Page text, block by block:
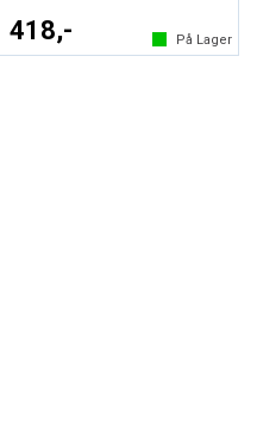
418,- På Lager